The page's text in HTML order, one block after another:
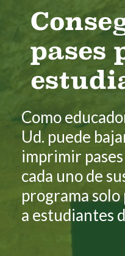
pases
Como
Ud. puede
imprimir
cada uno de
programa
a estudiantes